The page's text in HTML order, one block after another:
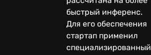
быстрый инференс.
Для его обеспечения
стартап применил
специализированный